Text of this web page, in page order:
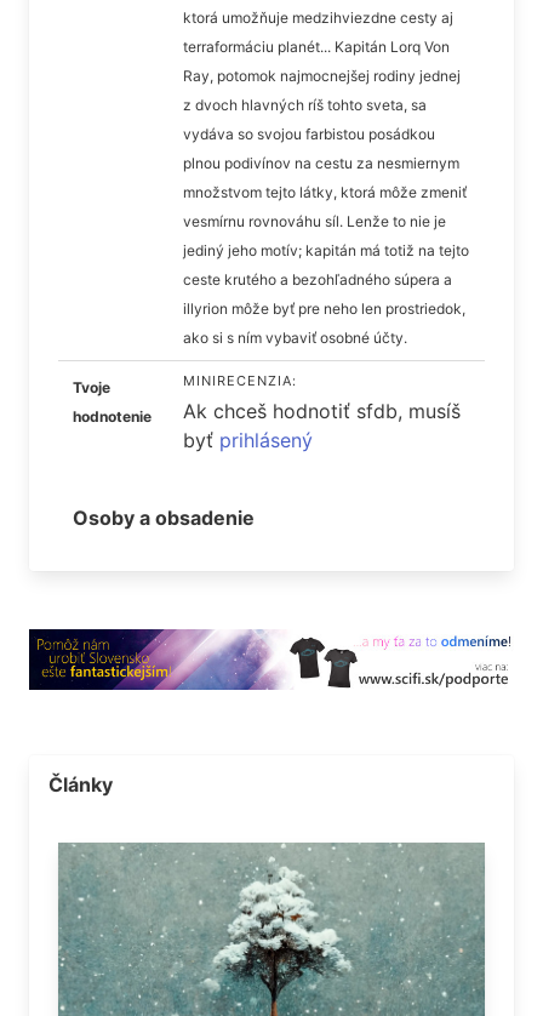
ktorá umožňuje medzihviezdne cesty aj
terraformáciu planét... Kapitán Lorq Von
Ray, potomok najmocnejšej rodiny jednej
z dvoch hlavných ríš tohto sveta, sa
vydáva so svojou farbistou posádkou
plnou podivínov na cestu za nesmiernym
množstvom tejto látky, ktorá môže zmeniť
vesmírnu rovnováhu síl. Lenže to nie je
jediný jeho motív; kapitán má totiž na tejto
ceste krutého a bezohľadného súpera a
illyrion môže byť pre neho len prostriedok,
ako si s ním vybaviť osobné účty.
Tvoje
hodnotenie
MINIRECENZIA:
Ak chceš hodnotiť sfdb, musíš
byť prihlásený
Osoby a obsadenie
Články